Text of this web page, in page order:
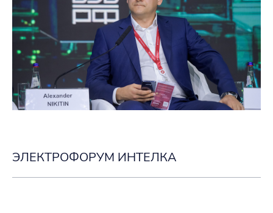
ЭЛЕКТРОФОРУМ ИНТЕЛКА